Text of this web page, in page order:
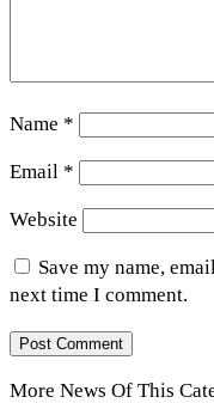
Name *
Email *
Website
Save my name,
next time I comment.
More News Of This